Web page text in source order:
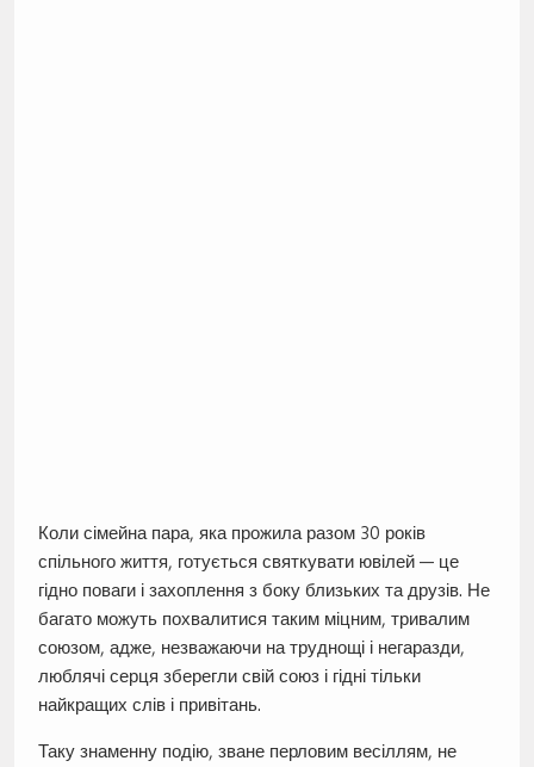
Коли сімейна пара, яка прожила разом 30 років
спільного життя, готується святкувати ювілей — це
гідно поваги і захоплення з боку близьких та друзів. Не
багато можуть похвалитися таким міцним, тривалим
союзом, адже, незважаючи на труднощі і негаразди,
люблячі серця зберегли свій союз і гідні тільки
найкращих слів і привітань.
Таку знаменну подію, зване перловим весіллям, не